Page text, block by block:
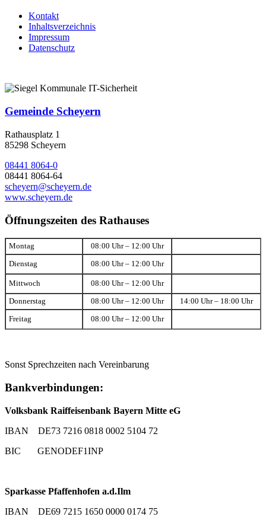
Kontakt
Inhaltsverzeichnis
Impressum
Datenschutz
Gemeinde Scheyern
Rathausplatz 1
85298 Scheyern
08441 8064-0
08441 8064-64
scheyern@scheyern.de
www.scheyern.de
Öffnungszeiten des Rathauses
Montag 08:00 Uhr – 12:00 Uhr
Dienstag 08:00 Uhr – 12:00 Uhr
Mittwoch 08:00 Uhr – 12:00 Uhr
Donnerstag 08:00 Uhr – 12:00 Uhr 14:00 Uhr – 18:00 Uhr
Freitag 08:00 Uhr – 12:00 Uhr
Sonst Sprechzeiten nach Vereinbarung
Bankverbindungen:
Volksbank Raiffeisenbank Bayern Mitte eG
IBAN DE73 7216 0818 0002 5104 72
BIC GENODEF1INP
Sparkasse Pfaffenhofen a.d.Ilm
IBAN DE69 7215 1650 0000 0174 75